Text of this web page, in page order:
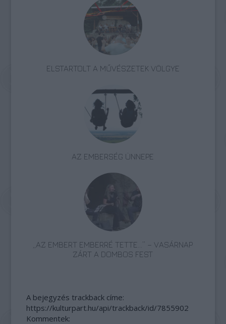
ELSTARTOLT A MŰVÉSZETEK VÖLGYE
AZ EMBERSÉG ÜNNEPE
„AZ EMBERT EMBERRÉ TETTE…” – VASÁRNAP
ZÁRT A DOMBOS FEST
A bejegyzés trackback címe:
https://kulturpart.hu/api/trackback/id/7855902
Kommentek: